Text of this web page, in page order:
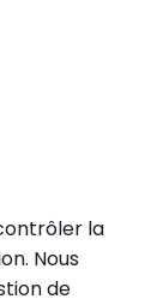
la
Nous
de